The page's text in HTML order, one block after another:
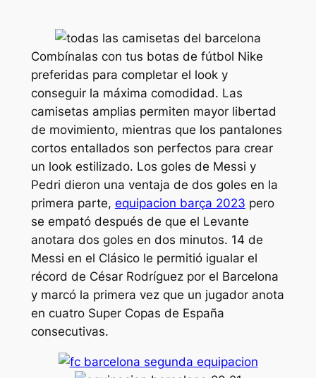
Combínalas con tus botas de fútbol Nike
preferidas para completar el look y
conseguir la máxima comodidad. Las
camisetas amplias permiten mayor libertad
de movimiento, mientras que los pantalones
cortos entallados son perfectos para crear
un look estilizado. Los goles de Messi y
Pedri dieron una ventaja de dos goles en la
primera parte, equipacion barça 2023 pero
se empató después de que el Levante
anotara dos goles en dos minutos. 14 de
Messi en el Clásico le permitió igualar el
récord de César Rodríguez por el Barcelona
y marcó la primera vez que un jugador anota
en cuatro Super Copas de España
consecutivas.